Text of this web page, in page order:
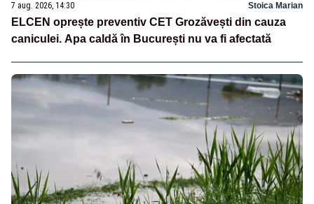
7 aug. 2026, 14:30 Stoica Marian
ELCEN oprește preventiv CET Grozăvești din cauza
caniculei. Apa caldă în București nu va fi afectată